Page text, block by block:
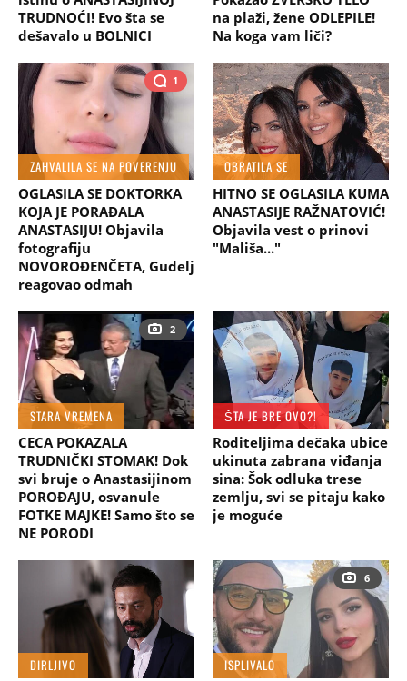
TRUDNOĆI! Evo šta se
dešavalo u BOLNICI
na plaži, žene ODLEPILE!
Na koga vam liči?
1
ZAHVALILA SE NA POVERENJU
OGLASILA SE DOKTORKA
KOJA JE PORAĐALA
ANASTASIJU! Objavila
fotografiju
NOVOROĐENČETA, Gudelj
reagovao odmah
OBRATILA SE
HITNO SE OGLASILA KUMA
ANASTASIJE RAŽNATOVIĆ!
Objavila vest o prinovi
"Mališa..."
2
STARA VREMENA
CECA POKAZALA
TRUDNIČKI STOMAK! Dok
svi bruje o Anastasijinom
POROĐAJU, osvanule
FOTKE MAJKE! Samo što se
NE PORODI
ŠTA JE BRE OVO?!
Roditeljima dečaka ubice
ukinuta zabrana viđanja
sina: Šok odluka trese
zemlju, svi se pitaju kako
je moguće
DIRLJIVO
6
ISPLIVALO